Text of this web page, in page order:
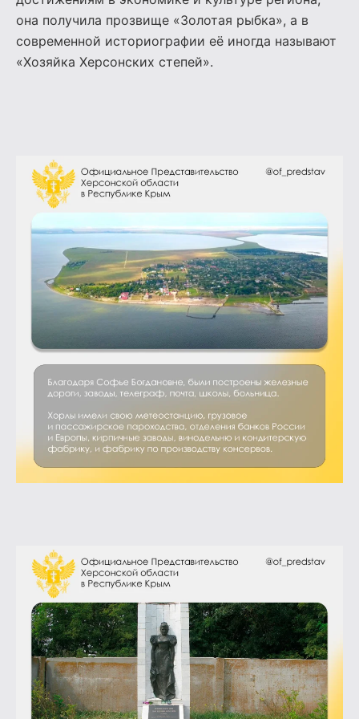
она получила прозвище «Золотая рыбка», а в
современной историографии её иногда называют
«Хозяйка Херсонских степей».